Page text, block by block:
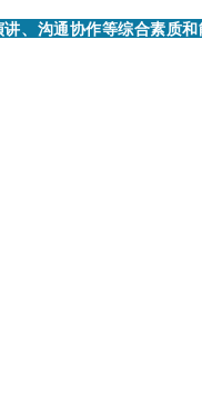
、沟通协作等综合素质和